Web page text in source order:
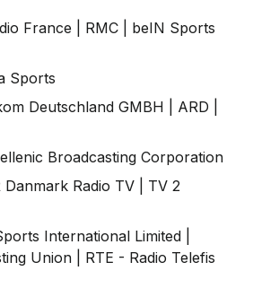
France | RMC | beIN Sports
Sports
Deutschland GMBH | ARD |
Broadcasting Corporation
Radio TV | TV 2
International Limited |
Union | RTE - Radio Telefis